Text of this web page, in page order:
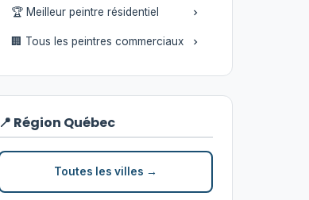
🏆 Meilleur peintre résidentiel
🏢 Tous les peintres commerciaux
📍 Région Québec
Toutes les villes →